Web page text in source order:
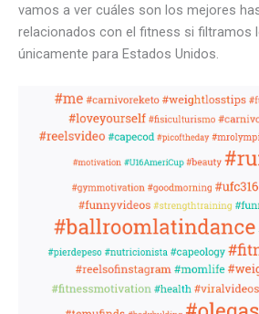
vamos a ver cuáles son los mejores
relacionados con el fitness si filtramos
únicamente para Estados Unidos.